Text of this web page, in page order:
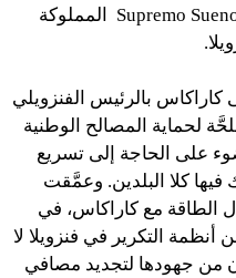
الاستثمارات بمصفاة Supremo Sueno de Bolivar المملوكة
كاراكاس بالرئيس الفنزويلي
لحماية المصالح الوطنية
على الحاجة إلى تسريع
فيها كلا البلدين. وعمَّقت
الطاقة مع كاراكاس، في
أنظمة التكرير في فنزويلا لا
من جهودها لتجديد مصافي